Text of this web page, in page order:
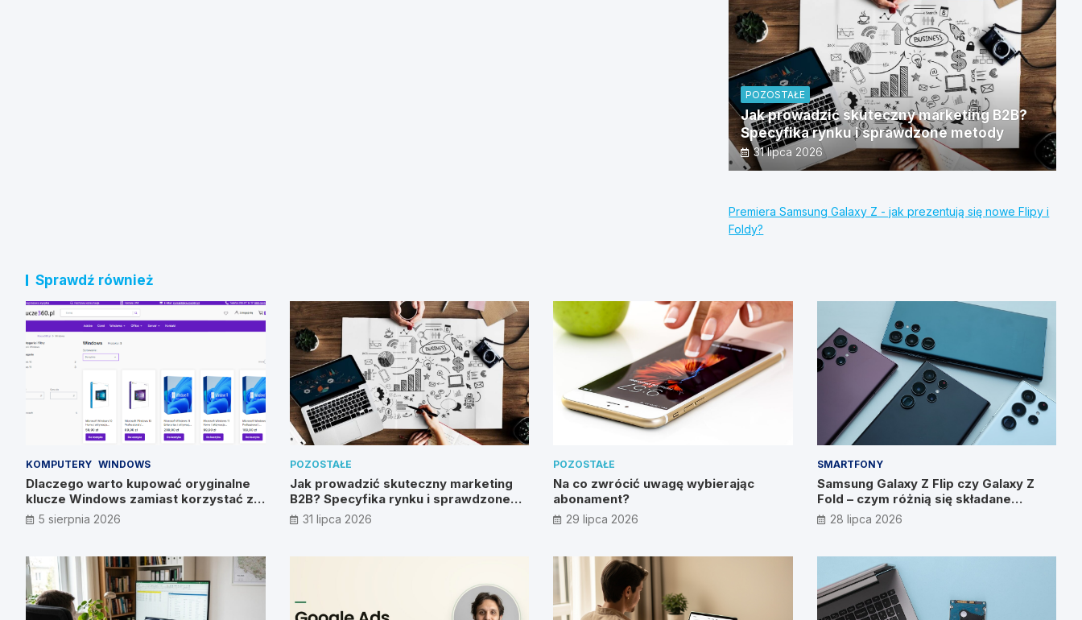
POZOSTAŁE
Jak prowadzić skuteczny marketing B2B?
Specyfika rynku i sprawdzone metody
31 lipca 2026
Premiera Samsung Galaxy Z - jak prezentują się nowe Flipy i
Foldy?
Sprawdź również
KOMPUTERY WINDOWS
Dlaczego warto kupować oryginalne
klucze Windows zamiast korzystać z
nieautoryzowanych źródeł?
5 sierpnia 2026
POZOSTAŁE
Jak prowadzić skuteczny marketing
B2B? Specyfika rynku i sprawdzone
metody
31 lipca 2026
POZOSTAŁE
Na co zwrócić uwagę wybierając
abonament?
29 lipca 2026
SMARTFONY
Samsung Galaxy Z Flip czy Galaxy Z
Fold – czym różnią się składane
smartfony?
28 lipca 2026